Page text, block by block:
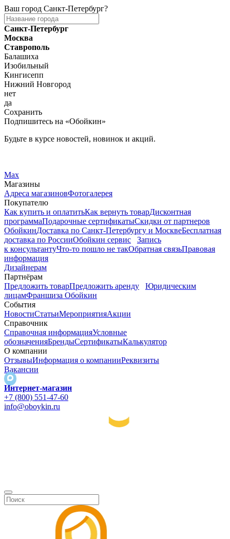
Ваш город Санкт-Петербург?
Санкт-Петербург
Москва
Ставрополь
Балашиха
Изобильный
Кингисепп
Нижний Новгород
нет
да
Сохранить
Подпишитесь на «Обойкин»
Будьте в курсе новостей, новинок и акций.
Max
Магазины
Адреса магазиновФотогалерея
Покупателю
Как купить и оплатитьКак вернуть товарДисконтная
программаПодарочные сертификатыСкидки от партнеров
ОбойкинДоставка по Санкт-Петербургу и МосквеБесплатная
доставка по РоссииОбойкин сервис
Запись
к консультантуЧто-то пошло не такОбратная связьПравовая
информация
Дизайнерам
Партнёрам
Предложить товарПредложить аренду
Юридическим
лицамФраншиза Обойкин
События
НовостиСтатьиМероприятияАкции
Справочник
Справочная информацияУсловные
обозначенияБрендыСертификатыКалькулятор
О компании
ОтзывыИнформация о компанииРеквизиты
Вакансии
Интернет-магазин
+7 (800) 551-47-60
info@oboykin.ru